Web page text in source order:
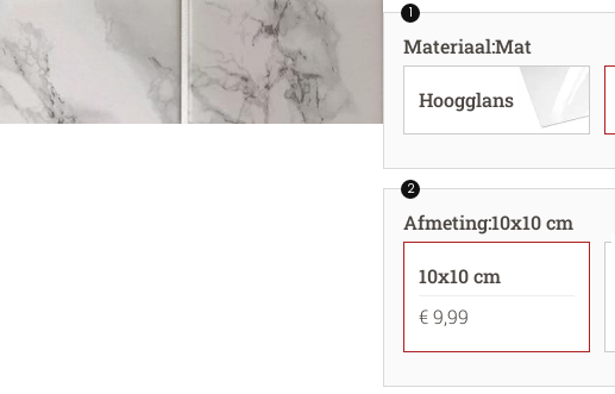
1
Materiaal:Mat
Hoogglans
2
Afmeting:10x10 cm
10x10 cm
€ 9,99